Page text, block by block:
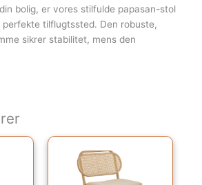
bolig, er vores stilfulde papasan-stol
tilflugtssted. Den robuste,
sikrer stabilitet, mens den